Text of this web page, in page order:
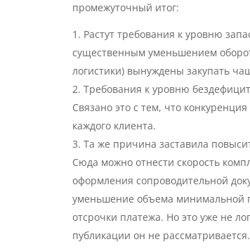
промежуточный итог:
Растут требования к уровню
существенным уменьшением
логистики) вынуждены закупать
Требования к уровню
Связано это с тем, что
каждого клиента.
Та же причина заставила
Сюда можно отнести скорость
оформления сопроводительной
уменьшение объема минимальной
отсрочки платежа. Но это уже не
публикации он не рассматривается.